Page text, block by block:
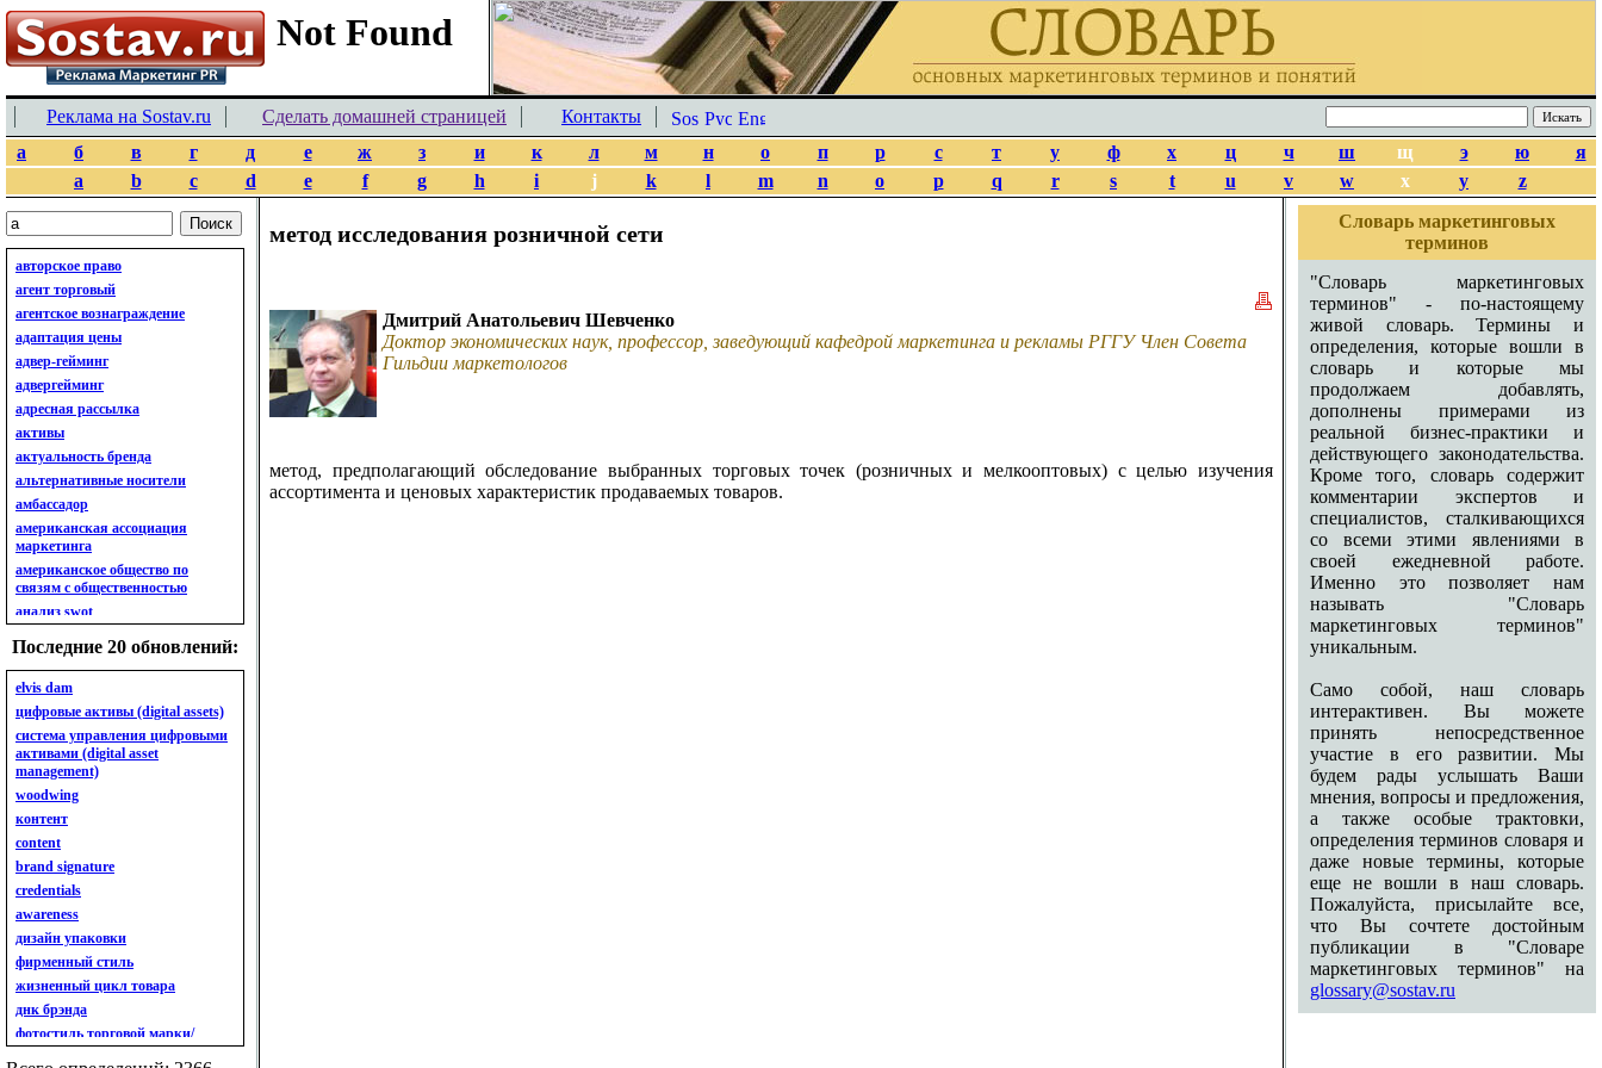
Реклама на Sostav.ru Сделать домашней страницей
Контакты
а
б в г д е ж з и к л м н о п р с т у ф х ц ч ш щ э ю
я
a
b c d e f g h i j k l m n o p q r s t u v w x y z
авторское право
агент торговый
агентское вознаграждение
адаптация цены
адвер-гейминг
адвергейминг
адресная рассылка
активы
актуальность бренда
альтернативные носители
амбассадор
американская ассоциация
маркетинга
американское общество по
связям с общественностью
анализ swot
анализ бизнес-портфеля
анализ имиджа
анализ кластерный
анализ конкурентов
анализ кросс-культурных
особенностей
анализ мак кинси «7s»
анализ макросистемы
анализ маркетинговый
анализ рынка
анализ ситуационный
анализ экспертный
индивидуальный
анкета
ассортимент
ассортимент товарный.
планирование товарного
ассортимента
ассортимент. глубина
Последние 20 обновлений:
elvis dam
цифровые активы (digital assets)
система управления цифровыми
активами (digital asset
management)
woodwing
контент
content
brand signature
credentials
awareness
дизайн упаковки
фирменный стиль
жизненный цикл товара
днк брэнда
фотостиль торговой марки/
линейки продукции
метод исследования розничной сети
Дмитрий Анатольевич Шевченко
Доктор экономических наук, профессор, заведующий кафедрой маркетинга и рекламы РГГУ Член Совета
Гильдии маркетологов
метод, предполагающий обследование выбранных торговых точек (розничных и мелкооптовых) с целью изучения
ассортимента и ценовых характеристик продаваемых товаров.
Словарь маркетинговых
терминов
"Словарь маркетинговых
терминов" - по-настоящему
живой словарь. Термины и
определения, которые вошли в
словарь и которые мы
продолжаем добавлять,
дополнены примерами из
реальной бизнес-практики и
действующего законодательства.
Кроме того, словарь содержит
комментарии экспертов и
специалистов, сталкивающихся
со всеми этими явлениями в
своей ежедневной работе.
Именно это позволяет нам
называть "Словарь
маркетинговых терминов"
уникальным.
Само собой, наш словарь
интерактивен. Вы можете
принять непосредственное
участие в его развитии. Мы
будем рады услышать Ваши
мнения, вопросы и предложения,
а также особые трактовки,
определения терминов словаря и
даже новые термины, которые
еще не вошли в наш словарь.
Пожалуйста, присылайте все,
что Вы сочтете достойным
публикации в "Словаре
маркетинговых терминов" на
glossary@sostav.ru